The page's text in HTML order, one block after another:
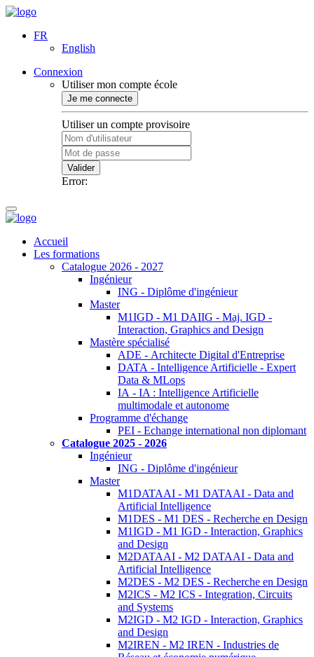
FR
English
Connexion
Utiliser mon compte école
Je me connecte
Utiliser un compte provisoire
Valider
Error:
Accueil
Les formations
Catalogue 2026 - 2027
Ingénieur
ING - Diplôme d'ingénieur
Master
M1IGD - M1 DAIIG - Maj. IGD -
Interaction, Graphics and Design
Mastère spécialisé
ADE - Architecte Digital d'Entreprise
DATA - Intelligence Artificielle - Expert
Data & MLops
IA - IA : Intelligence Artificielle
multimodale et autonome
Programme d'échange
PEI - Echange international non diplomant
Catalogue 2025 - 2026
Ingénieur
ING - Diplôme d'ingénieur
Master
M1DATAAI - M1 DATAAI - Data and
Artificial Intelligence
M1DES - M1 DES - Recherche en Design
M1IGD - M1 IGD - Interaction, Graphics
and Design
M2DATAAI - M2 DATAAI - Data and
Artificial Intelligence
M2DES - M2 DES - Recherche en Design
M2ICS - M2 ICS - Integration, Circuits
and Systems
M2IGD - M2 IGD - Interaction, Graphics
and Design
M2IREN - M2 IREN - Industries de